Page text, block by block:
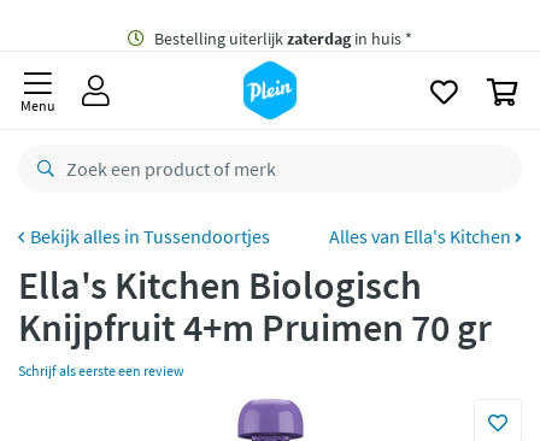
Bestelling uiterlijkzaterdag
retourneren
CO2 neutraal bezorgd
Betaal met Klarna
Menu
Tussendoortjes Alles van Ella's Kitchen
Ella's Kitchen Biologisch
Knijpfruit 4+m Pruimen 70 gr
Schrijf als eerste een review